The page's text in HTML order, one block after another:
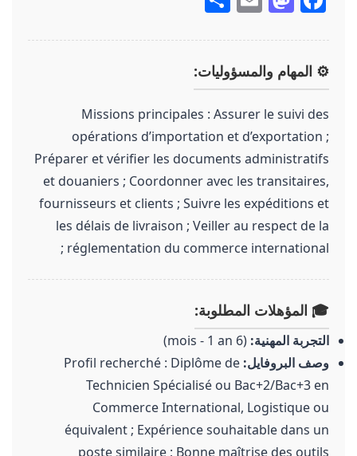
⚙️ المهام والمسؤوليات:
Missions principales : Assurer le suivi des
opérations d’importation et d’exportation ;
Préparer et vérifier les documents administratifs
et douaniers ; Coordonner avec les transitaires,
fournisseurs et clients ; Suivre les expéditions et
les délais de livraison ; Veiller au respect de la
réglementation du commerce international ;
🎓 المؤهلات المطلوبة:
التجربة المهنية: (6 mois - 1 an)
وصف البروفايل: Profil recherché : Diplôme de
Technicien Spécialisé ou Bac+2/Bac+3 en
Commerce International, Logistique ou
équivalent ; Expérience souhaitable dans un
poste similaire ; Bonne maîtrise des outils